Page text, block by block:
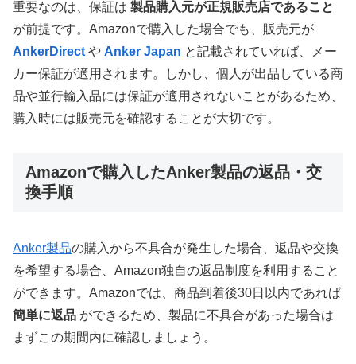
重要なのは、保証は 製品購入元が正規販売店であること
が前提です。Amazonで購入した場合でも、販売元が
AnkerDirect や Anker Japan と記載されていれば、メー
カー保証が適用されます。しかし、個人が出品している商
品や並行輸入品には保証が適用されないことがあるため、
購入時には販売元を確認することが大切です。
Amazonで購入したAnker製品の返品・交
換手順
Anker製品の購入から不具合が発生した場合、返品や交換
を希望する場合、Amazon独自の返品制度を利用すること
ができます。Amazonでは、商品到着後30日以内であれば
簡単に返品 ができるため、製品に不具合があった場合は
まずこの期間内に確認しましょう。